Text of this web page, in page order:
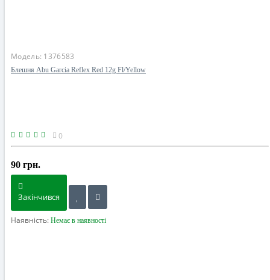
Модель: 1376583
Блешня Abu Garcia Reflex Red 12g Fl/Yellow
0
90 грн.
Закінчився
Наявність: Немає в наявності